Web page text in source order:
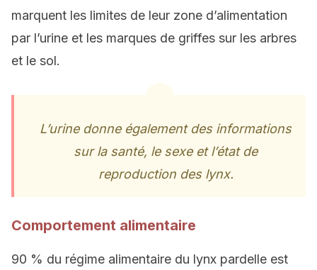
marquent les limites de leur zone d’alimentation
par l’urine et les marques de griffes sur les arbres
et le sol.
L’urine donne également des informations
sur la santé, le sexe et l’état de
reproduction des lynx.
Comportement alimentaire
90 % du régime alimentaire du lynx pardelle est